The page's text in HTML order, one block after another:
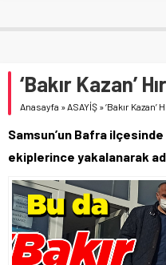
‘Bakır Kazan’
Anasayfa »ASAYİŞ »‘Bakır Kazan’
Samsun’un Bafra ilçesinde
ekiplerince yakalanarak